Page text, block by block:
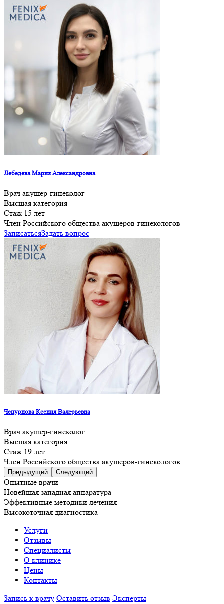
Лебедева Мария Александровна
Врач акушер-гинеколог
Высшая категория
Стаж 15 лет
Член Российского общества акушеров-гинекологов
ЗаписатьсяЗадать вопрос
Чепурнова Ксения Валерьевна
Врач акушер-гинеколог
Высшая категория
Стаж 19 лет
Член Российского общества акушеров-гинекологов
Предыдущий Следующий
Опытные врачи
Новейшая западная аппаратура
Эффективные методики лечения
Высокоточная диагностика
Услуги
Отзывы
Специалисты
О клинике
Цены
Контакты
Запись к врачу Оставить отзыв Эксперты